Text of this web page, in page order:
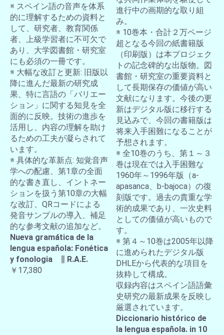
※ スペイン語の音声を体系
的に理解するための資料と
して、研究者、教育関係
者、上級学習者に不可欠で
あり、大学図書館・研究室
にも必須の一冊です。
※ 大幅な改訂と更新: 旧版以
降に進んだ最新の研究成
果、特に言語の「バリエー
ション」に関する知見を全
面的に反映。技術の進歩を
活用し、内容の理解を助け
るための工夫が凝らされて
います。
※ 具体的な革新点: 知覚音声
学への配慮、第1章の全面
的な書き直し、イントネー
ションを扱う第10章の大幅
な改訂、QRコードによる
発音サンプルの導入、補足
的な参考文献の追加など。
Nueva gramática de la
lengua española: Fonética
y fonologia ∥ R.A.E.
￥17,380
進行中の画期的な取り組
み。
※ 10巻本・合計２万ページ
超となる今回の紙書籍版
（印刷版）は本プロジェク
トの記念碑的な出版物。図
書館・研究室の重要資料と
して長期保存の価値が高い
文献になります。今後の更
新はデジタル版に移行する
見込みで、今回の書籍版は
将来入手困難になることが
予想されます。
※ 全10巻のうち、第１～３
巻は現在では入手困難な
1960年～1996年版（a-
apasanca、b-bajoca）の復
刻版です。過去の貴重な学
術的成果であり、一次史料
としての価値が高いもので
す。
※ 第４～10巻は2005年以降
に進められたデジタル版
DHLEから代表的な項目を
抜粋して構成。
収録内容はスペイン語語彙
史研究の最新成果を反映し
厳選されています。
Diccionario histórico de
la lengua española. in 10